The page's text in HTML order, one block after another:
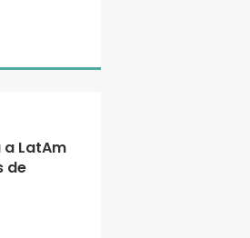
LatAm
de